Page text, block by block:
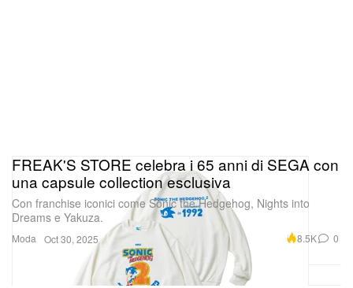
Moda
FREAK'S STORE celebra i 65 anni di SEGA con
una capsule collection esclusiva
Con franchise iconici come Sonic the Hedgehog, Nights into
Dreams e Yakuza.
Oct 30, 2025 8.5K 0